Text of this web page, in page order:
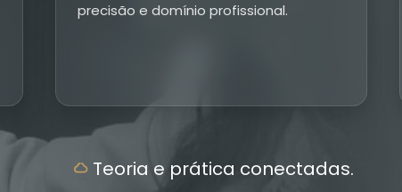
precisão e domínio profissional.
Teoria e prática conectadas.